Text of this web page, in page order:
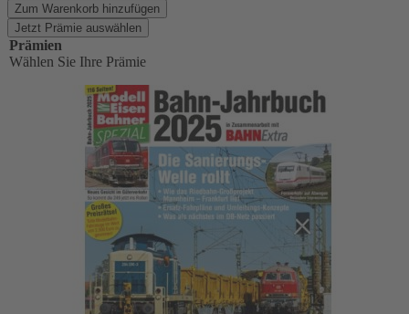
Zum Warenkorb hinzufügen
Jetzt Prämie auswählen
Prämien
Wählen Sie Ihre Prämie